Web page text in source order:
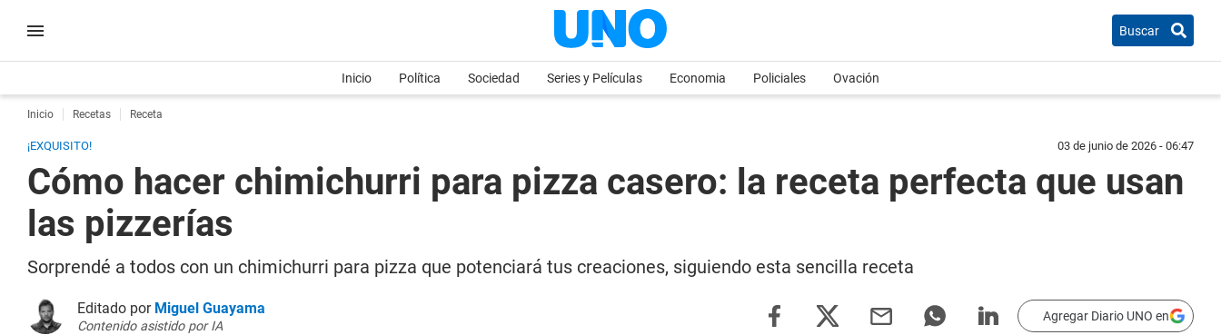
Buscar
Inicio Política Sociedad Series y Películas Economia Policiales Ovación
Inicio Recetas Receta
¡EXQUISITO! 03 de junio de 2026 - 06:47
Cómo hacer chimichurri para pizza casero: la receta perfecta que usan
las pizzerías
Sorprendé a todos con un chimichurri para pizza que potenciará tus creaciones, siguiendo esta sencilla receta
Editado por Miguel Guayama
Contenido asistido por IA
Agregar Diario UNO en